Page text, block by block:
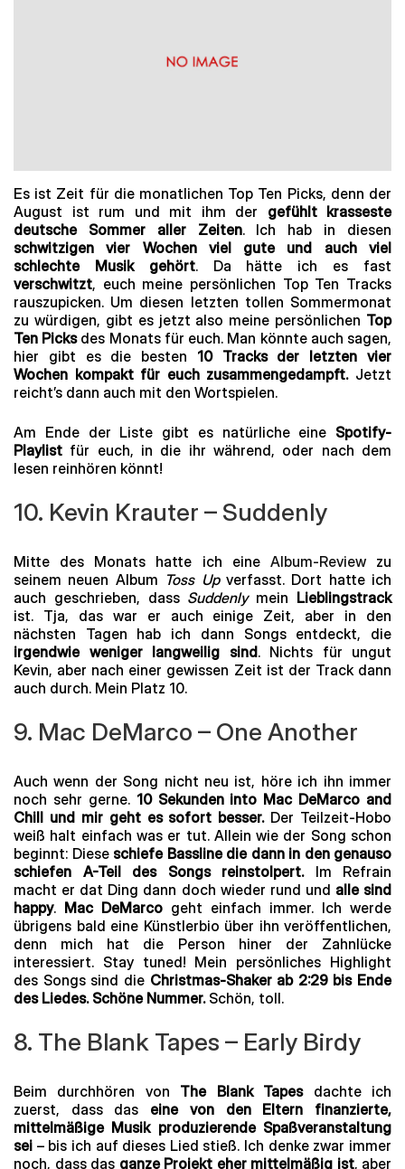
Es ist Zeit für die monatlichen Top Ten Picks, denn der
August ist rum und mit ihm der gefühlt krasseste
deutsche Sommer aller Zeiten. Ich hab in diesen
schwitzigen vier Wochen viel gute und auch viel
schlechte Musik gehört. Da hätte ich es fast
verschwitzt, euch meine persönlichen Top Ten Tracks
rauszupicken. Um diesen letzten tollen Sommermonat
zu würdigen, gibt es jetzt also meine persönlichen Top
Ten Picksdes Monats für euch. Man könnte auch sagen,
hier gibt es die besten 10 Tracks der letzten vier
Wochen kompakt für euch zusammengedampft.Jetzt
reicht’s dann auch mit den Wortspielen.
Am Ende der Liste gibt es natürliche eine Spotify-
Playlist für euch, in die ihr während, oder nach dem
lesen reinhören könnt!
10. Kevin Krauter – Suddenly
Mitte des Monats hatte ich eine Album-Reviewzu
seinem neuen Album Toss Upverfasst. Dort hatte ich
auch geschrieben, dass Suddenlymein Lieblingstrack
ist. Tja, das war er auch einige Zeit, aber in den
nächsten Tagen hab ich dann Songs entdeckt, die
irgendwie weniger langweilig sind. Nichts für ungut
Kevin, aber nach einer gewissen Zeit ist der Track dann
auch durch. Mein Platz 10.
9. Mac DeMarco – One Another
Auch wenn der Song nicht neu ist, höre ich ihn immer
noch sehr gerne. 10 Sekunden into Mac DeMarco and
Chill und mir geht es sofort besser.Der Teilzeit-Hobo
weiß halt einfach was er tut. Allein wie der Song schon
beginnt: Diese schiefe Bassline die dann in den genauso
schiefen A-Teil des Songs reinstolpert.Im Refrain
macht er dat Ding dann doch wieder rund und alle sind
happy. Mac DeMarco geht einfach immer. Ich werde
übrigens bald eine Künstlerbio über ihn veröffentlichen,
denn mich hat die Person hiner der Zahnlücke
interessiert. Stay tuned! Mein persönliches Highlight
des Songs sind die Christmas-Shaker ab 2:29 bis Ende
des Liedes. Schöne Nummer.Schön, toll.
8. The Blank Tapes – Early Birdy
Beim durchhören von The Blank Tapesdachte ich
zuerst, dass das eine von den Eltern finanzierte,
mittelmäßige Musik produzierende Spaßveranstaltung
sei – bis ich auf dieses Lied stieß. Ich denke zwar immer
noch, dass das ganze Projekt eher mittelmäßig ist, aber